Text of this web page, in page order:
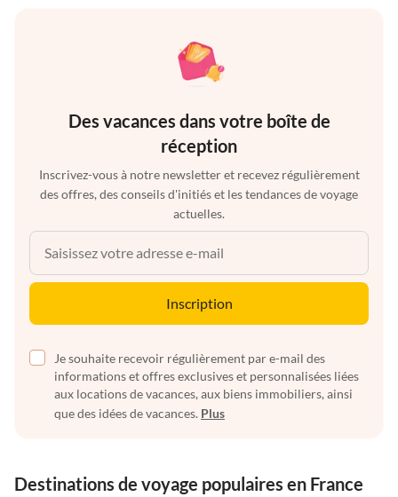
Des vacances dans votre boîte de
réception
Inscrivez-vous à notre newsletter et recevez régulièrement
des offres, des conseils d'initiés et les tendances de voyage
actuelles.
Inscription
Je souhaite recevoir régulièrement par e-mail des
informations et offres exclusives et personnalisées liées
aux locations de vacances, aux biens immobiliers, ainsi
que des idées de vacances. Plus
Destinations de voyage populaires en France